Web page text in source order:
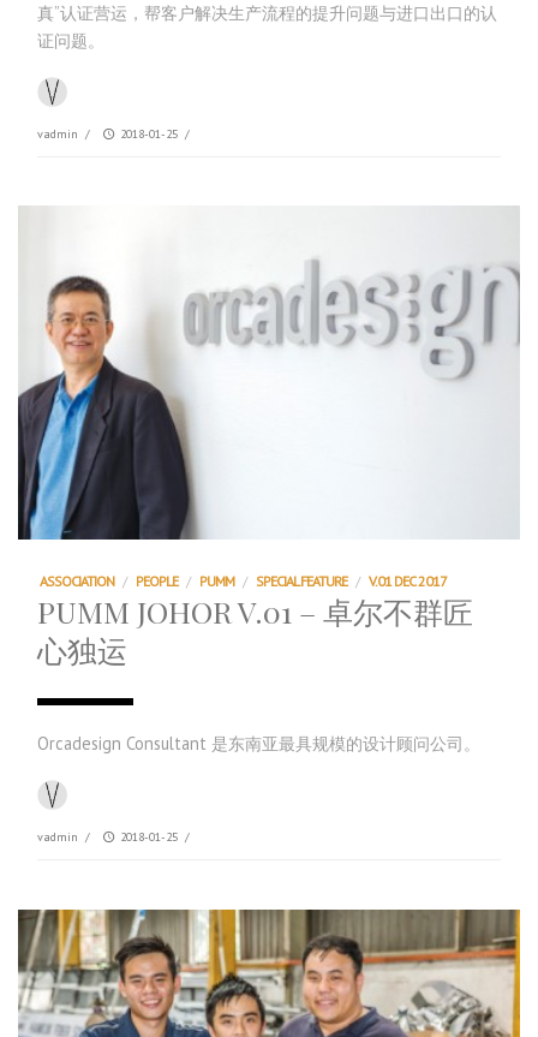
真”认证营运，帮客户解决生产流程的提升问题与进口出口的认
证问题。
vadmin / 2018-01-25 /
ASSOCIATION / PEOPLE / PUMM / SPECIAL FEATURE / V.01 DEC 2017
PUMM JOHOR V.01 – 卓尔不群匠
心独运
Orcadesign Consultant 是东南亚最具规模的设计顾问公司。
vadmin / 2018-01-25 /